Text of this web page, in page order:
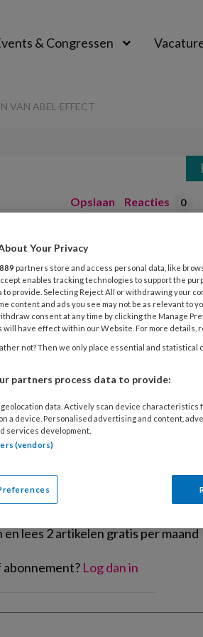
& Congressen
VAN ABEL-EFFECT
Opslaan Reacties 0
– Het
effect
die heel ingewikkeld
grotenmensenwereld,
lezen?
lees 2 artikelen gratis per maand
Log dan in
Your Privacy
889 partners store and access personal data, like
enables tracking technologies to support the
to provide. Selecting Reject All or withdrawing your
content and ads you see may not be as relevant to
consent at any time by clicking the Manage
will have effect within our Website. For more details,
not? Then we only place essential and statistical
partners process data to provide:
data. Actively scan device characteristics
a device. Personalised advertising and content,
services development.
(vendors)